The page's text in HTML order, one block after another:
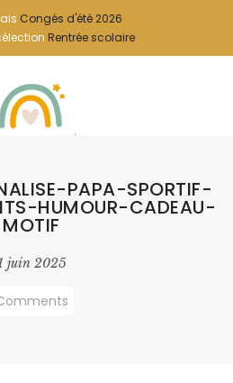
Congés d'été 2026
Rentrée scolaire
PAPA-SPORTIF-
HUMOUR-CADEAU-
MOTIF
juin 2025